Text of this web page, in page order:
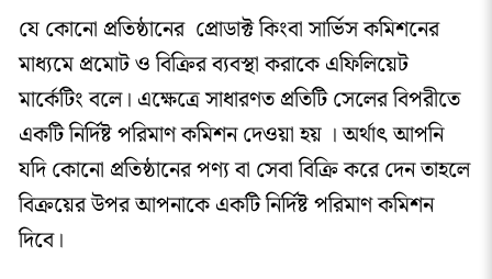
যে কোনো প্রতিষ্ঠানের প্রোডাক্ট কিংবা সার্ভিস কমিশনের
মাধ্যমে প্রমোট ও বিক্রির ব্যবস্থা করাকে এফিলিয়েট
মার্কেটিং বলে। এক্ষেত্রে সাধারণত প্রতিটি সেলের বিপরীতে
একটি নির্দিষ্ট পরিমাণ কমিশন দেওয়া হয় । অর্থাৎ আপনি
যদি কোনো প্রতিষ্ঠানের পণ্য বা সেবা বিক্রি করে দেন তাহলে
বিক্রয়ের উপর আপনাকে একটি নির্দিষ্ট পরিমাণ কমিশন
দিবে।